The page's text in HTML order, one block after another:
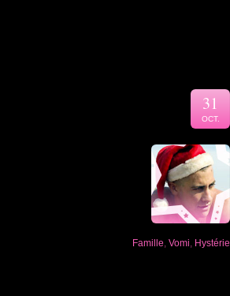
31
OCT.
Famille Vomi Hystérie